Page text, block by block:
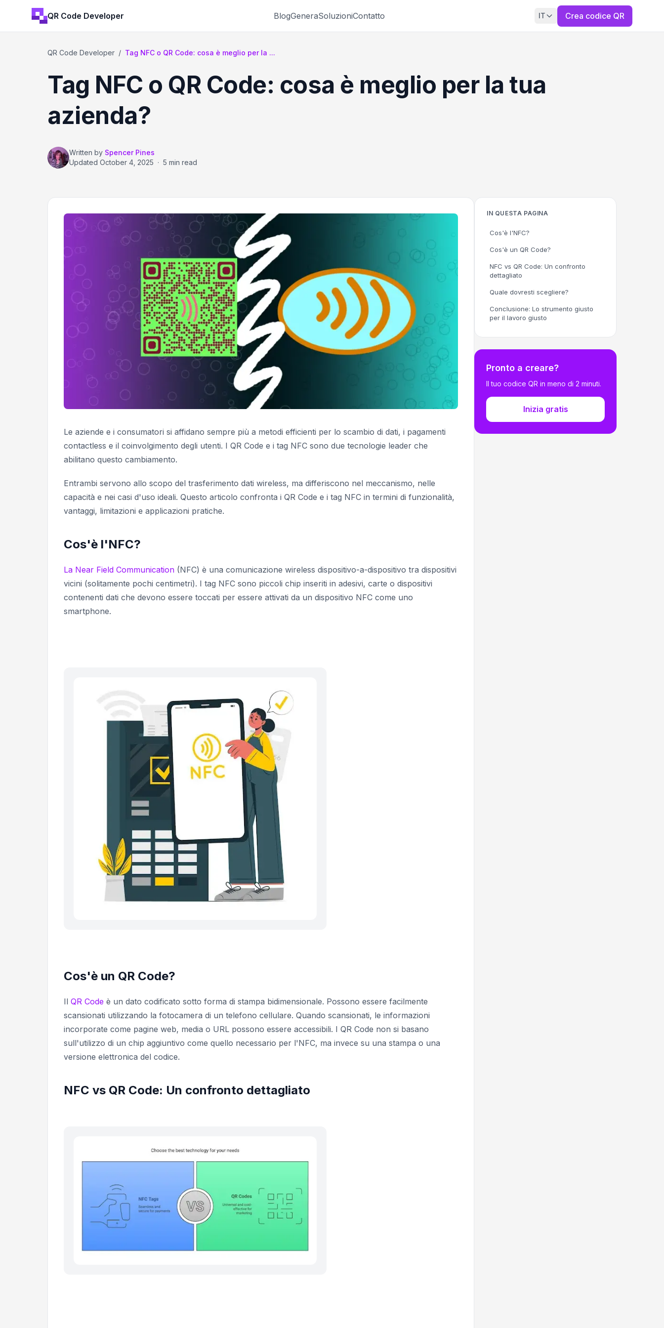
QR Code Developer BlogGeneraSoluzioniContatto IT Crea codice QR
QR Code Developer / Tag NFC o QR Code: cosa è meglio per la ...
Tag NFC o QR Code: cosa è meglio per la tua
azienda?
Written by Spencer Pines
Updated October 4, 2025 · 5 min read
Le aziende e i consumatori si affidano sempre più a metodi efficienti per lo scambio di dati, i pagamenti
contactless e il coinvolgimento degli utenti. I QR Code e i tag NFC sono due tecnologie leader che
abilitano questo cambiamento.
Entrambi servono allo scopo del trasferimento dati wireless, ma differiscono nel meccanismo, nelle
capacità e nei casi d'uso ideali. Questo articolo confronta i QR Code e i tag NFC in termini di funzionalità,
vantaggi, limitazioni e applicazioni pratiche.
Cos'è l'NFC?
La Near Field Communication (NFC) è una comunicazione wireless dispositivo-a-dispositivo tra dispositivi
vicini (solitamente pochi centimetri). I tag NFC sono piccoli chip inseriti in adesivi, carte o dispositivi
contenenti dati che devono essere toccati per essere attivati da un dispositivo NFC come uno
smartphone.
Cos'è un QR Code?
Il QR Code è un dato codificato sotto forma di stampa bidimensionale. Possono essere facilmente
scansionati utilizzando la fotocamera di un telefono cellulare. Quando scansionati, le informazioni
incorporate come pagine web, media o URL possono essere accessibili. I QR Code non si basano
sull'utilizzo di un chip aggiuntivo come quello necessario per l'NFC, ma invece su una stampa o una
versione elettronica del codice.
NFC vs QR Code: Un confronto dettagliato
IN QUESTA PAGINA
Cos'è l'NFC?
Cos'è un QR Code?
NFC vs QR Code: Un confronto
dettagliato
Quale dovresti scegliere?
Conclusione: Lo strumento giusto
per il lavoro giusto
Pronto a creare?
Il tuo codice QR in meno di 2 minuti.
Inizia gratis